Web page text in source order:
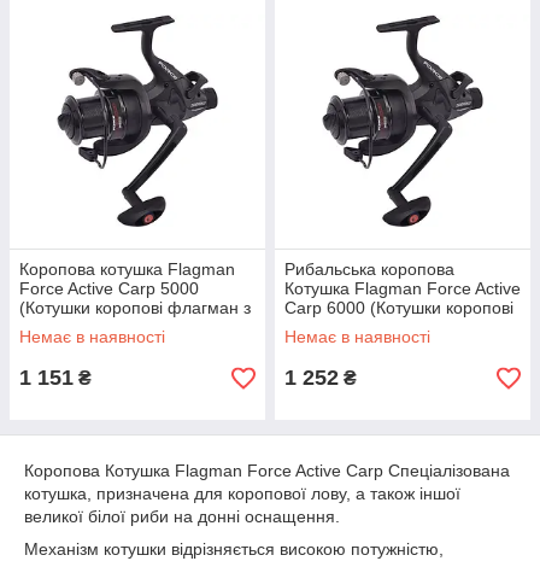
Коропова котушка Flagman
Force Active Carp 5000
(Котушки коропові флагман з
байтранером)
Немає в наявності
1 151 ₴
Рибальська коропова
Котушка Flagman Force Active
Carp 6000 (Котушки коропові
флагман з байтранером)
Немає в наявності
1 252 ₴
Коропова Котушка Flagman Force Active Carp Спеціалізована
котушка, призначена для коропової лову, а також іншої
великої білої риби на донні оснащення.
Механізм котушки відрізняється високою потужністю,